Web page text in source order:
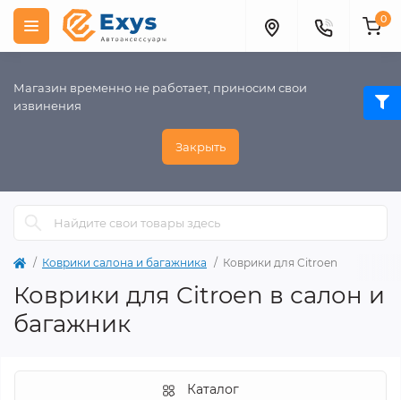
Магазин временно не работает, приносим свои
извинения
Закрыть
0
Коврики салона и багажника Коврики для Citroen
Коврики для Citroen в салон и
багажник
Каталог